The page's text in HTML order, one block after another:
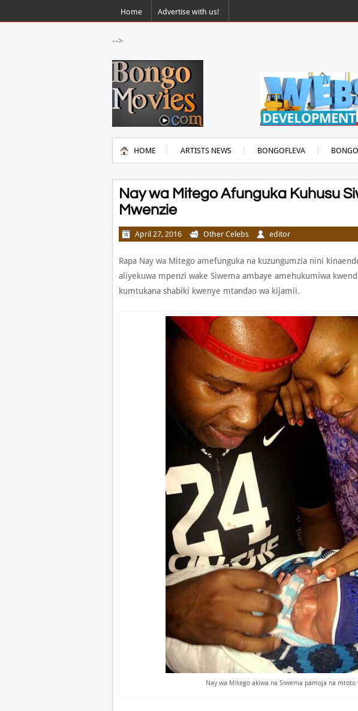
Home Advertise with us!
-->
HOME ARTISTS NEWS BONGOFLEVA
Nay wa Mitego Afunguka Kuhusu
Mwenzie
April 27, 2016 Other Celebs editor
Rapa Nay wa Mitego amefunguka na kuzungumzia nini
aliyekuwa mpenzi wake Siwema ambaye amehukumiwa
kumtukana shabiki kwenye mtandao wa kijamii.
Nay wa Mitego akiwa na Siwema pamoja na mtoto